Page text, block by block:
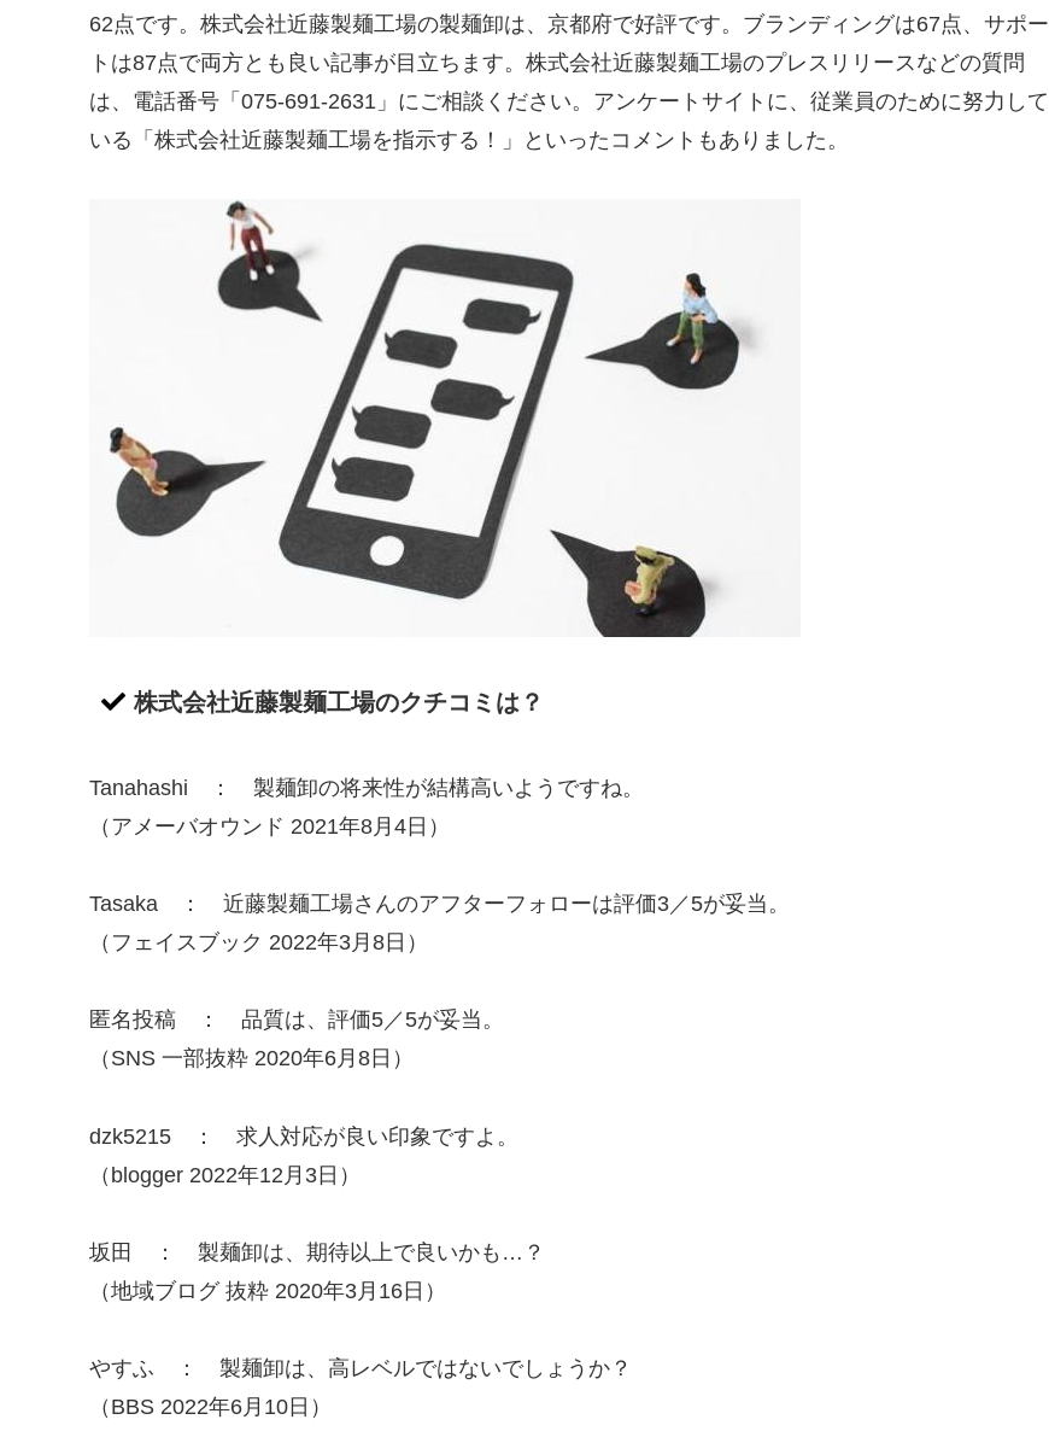
62点です。株式会社近藤製麺工場の製麺卸は、京都府で好評です。ブランディングは67点、サポー
トは87点で両方とも良い記事が目立ちます。株式会社近藤製麺工場のプレスリリースなどの質問
は、電話番号「075-691-2631」にご相談ください。アンケートサイトに、従業員のために努力して
いる「株式会社近藤製麺工場を指示する！」といったコメントもありました。
株式会社近藤製麺工場のクチコミは？
Tanahashi ： 製麺卸の将来性が結構高いようですね。
（アメーバオウンド 2021年8月4日）
Tasaka ： 近藤製麺工場さんのアフターフォローは評価3／5が妥当。
（フェイスブック 2022年3月8日）
匿名投稿 ： 品質は、評価5／5が妥当。
（SNS 一部抜粋 2020年6月8日）
dzk5215 ： 求人対応が良い印象ですよ。
（blogger 2022年12月3日）
坂田 ： 製麺卸は、期待以上で良いかも…？
（地域ブログ 抜粋 2020年3月16日）
やすふ ： 製麺卸は、高レベルではないでしょうか？
（BBS 2022年6月10日）